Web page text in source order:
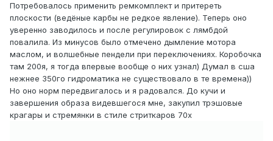
Потребовалось применить ремкомплект и притереть
плоскости (ведёные карбы не редкое явление). Теперь оно
уверенно заводилось и после регулировок с лямбдой
повалила. Из минусов было отмечено дымление мотора
маслом, и волшебные пендели при переключениях. Коробочка
там 200я, я тогда впервые вообще о них узнал) Думал в сша
нежнее 350го гидроматика не существовало в те времена))
Но оно норм передвигалось и я радовался. До кучи и
завершения образа видевшегося мне, закупил трэшовые
крагары и стремянки в стиле стриткаров 70х